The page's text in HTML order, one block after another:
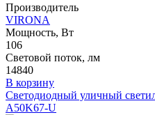
Производитель
VIRONA
Мощность, Вт
106
Световой поток, лм
14840
В корзину
Светодиодный уличный
A50K67-U